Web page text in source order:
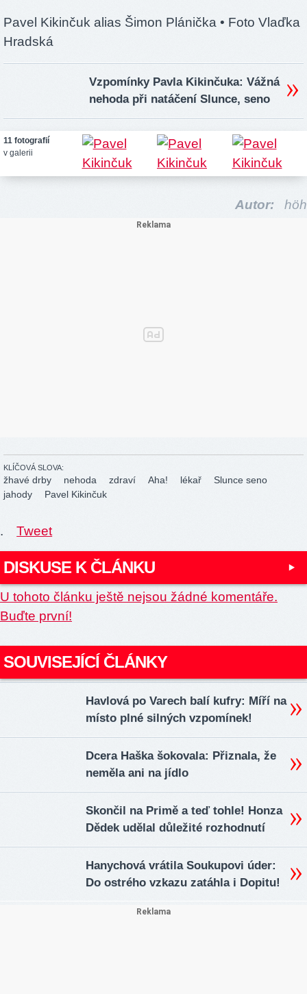
Pavel Kikinčuk alias Šimon Plánička • Foto Vlaďka
Hradská
Vzpomínky Pavla Kikinčuka: Vážná
nehoda při natáčení Slunce, seno
11 fotografií
v galerii
Autor: höh
KLÍČOVÁ SLOVA:
žhavé drby nehoda zdraví Aha! lékař
Slunce seno
jahody
Pavel Kikinčuk
. Tweet
DISKUSE K ČLÁNKU
U tohoto článku ještě nejsou žádné komentáře.
Buďte první!
SOUVISEJÍCÍ ČLÁNKY
Havlová po Varech balí kufry: Míří na
místo plné silných vzpomínek!
Dcera Haška šokovala: Přiznala, že
neměla ani na jídlo
Skončil na Primě a teď tohle! Honza
Dědek udělal důležité rozhodnutí
Hanychová vrátila Soukupovi úder:
Do ostrého vzkazu zatáhla i Dopitu!